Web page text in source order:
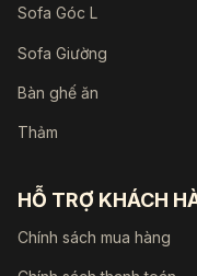
Sofa Góc L
Sofa Giường
Bàn ghế ăn
Thảm
HỖ TRỢ KHÁCH
Chính sách mua hàng